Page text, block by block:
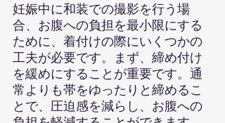
妊娠中に和装での撮影を行う場
合、お腹への負担を最小限にする
ために、着付けの際にいくつかの
工夫が必要です。まず、締め付け
を緩めにすることが重要です。通
常よりも帯をゆったりと締めるこ
とで、圧迫感を減らし、お腹への